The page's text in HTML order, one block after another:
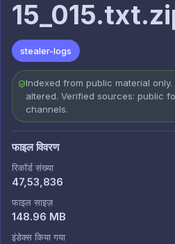
stealer-logs
Indexed from public material
altered. Verified sources: public
channels.
फाइल विवरण
रिकॉर्ड संख्या
47,53,836
फाइल साइज़
148.96 MB
इंडेक्स किया गया